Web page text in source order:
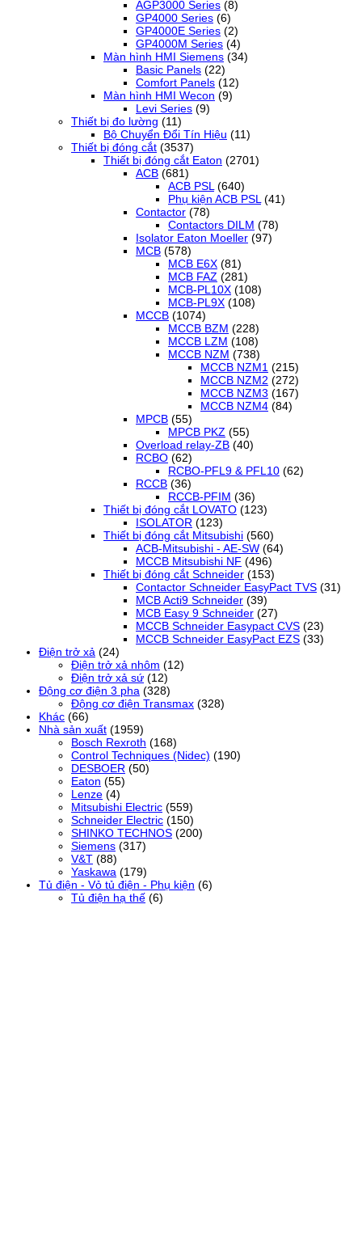
AGP3000 Series (8)
GP4000 Series (6)
GP4000E Series (2)
GP4000M Series (4)
Màn hình HMI Siemens (34)
Basic Panels (22)
Comfort Panels (12)
Màn hình HMI Wecon (9)
Levi Series (9)
Thiết bị đo lường (11)
Bộ Chuyển Đổi Tín Hiệu (11)
Thiết bị đóng cắt (3537)
Thiết bị đóng cắt Eaton (2701)
ACB (681)
ACB PSL (640)
Phụ kiện ACB PSL (41)
Contactor (78)
Contactors DILM (78)
Isolator Eaton Moeller (97)
MCB (578)
MCB E6X (81)
MCB FAZ (281)
MCB-PL10X (108)
MCB-PL9X (108)
MCCB (1074)
MCCB BZM (228)
MCCB LZM (108)
MCCB NZM (738)
MCCB NZM1 (215)
MCCB NZM2 (272)
MCCB NZM3 (167)
MCCB NZM4 (84)
MPCB (55)
MPCB PKZ (55)
Overload relay-ZB (40)
RCBO (62)
RCBO-PFL9 & PFL10 (62)
RCCB (36)
RCCB-PFIM (36)
Thiết bị đóng cắt LOVATO (123)
ISOLATOR (123)
Thiết bị đóng cắt Mitsubishi (560)
ACB-Mitsubishi - AE-SW (64)
MCCB Mitsubishi NF (496)
Thiết bị đóng cắt Schneider (153)
Contactor Schneider EasyPact TVS (31)
MCB Acti9 Schneider (39)
MCB Easy 9 Schneider (27)
MCCB Schneider Easypact CVS (23)
MCCB Schneider EasyPact EZS (33)
Điện trở xả (24)
Điện trở xả nhôm (12)
Điện trở xả sứ (12)
Động cơ điện 3 pha (328)
Động cơ điện Transmax (328)
Khác (66)
Nhà sản xuất (1959)
Bosch Rexroth (168)
Control Techniques (Nidec) (190)
DESBOER (50)
Eaton (55)
Lenze (4)
Mitsubishi Electric (559)
Schneider Electric (150)
SHINKO TECHNOS (200)
Siemens (317)
V&T (88)
Yaskawa (179)
Tủ điện - Vỏ tủ điện - Phụ kiện (6)
Tủ điện hạ thế (6)